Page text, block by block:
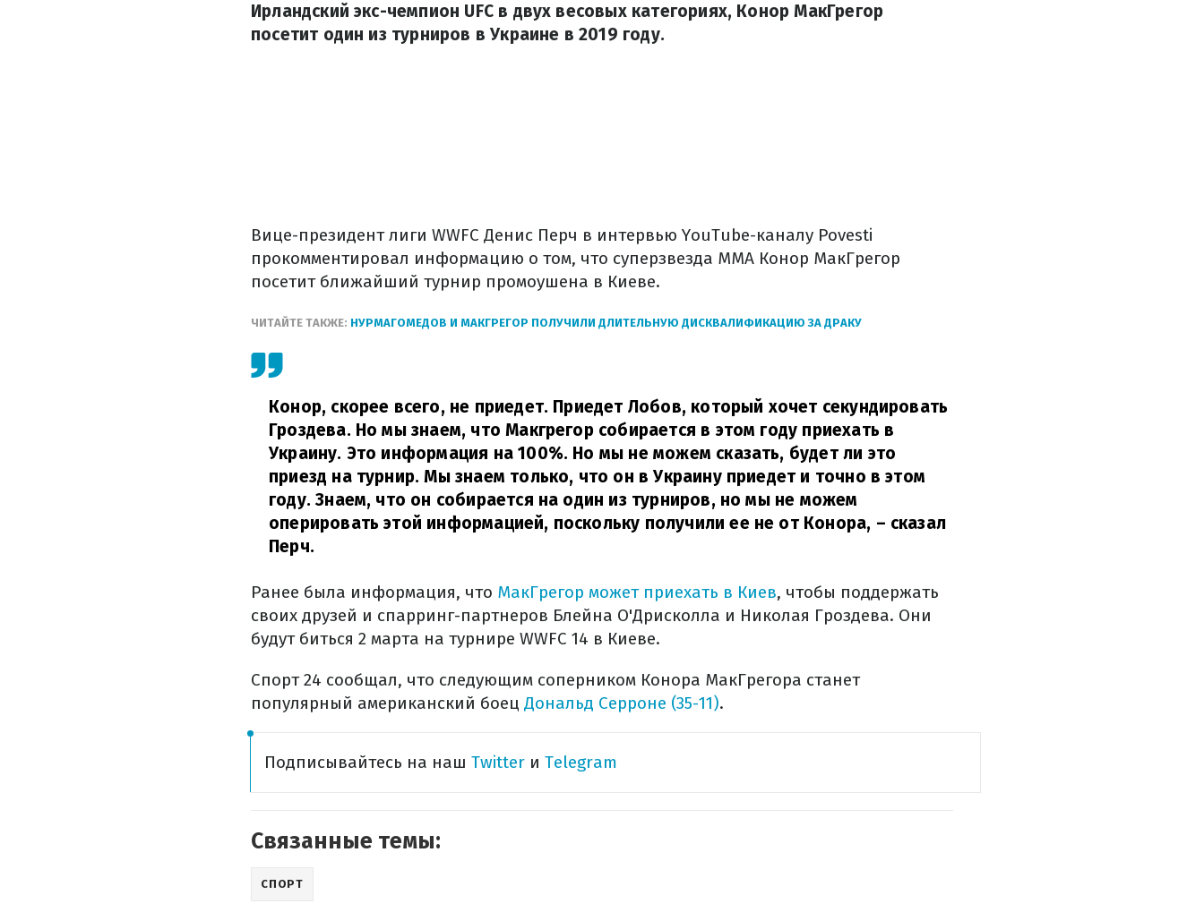
Ирландский экс-чемпион UFC в двух весовых категориях, Конор МакГрегор
посетит один из турниров в Украине в 2019 году.
Вице-президент лиги WWFC Денис Перч в интервью YouTube-каналу Povesti
прокомментировал информацию о том, что суперзвезда ММА Конор МакГрегор
посетит ближайший турнир промоушена в Киеве.
ЧИТАЙТЕ ТАКЖЕ: НУРМАГОМЕДОВ И МАКГРЕГОР ПОЛУЧИЛИ ДЛИТЕЛЬНУЮ ДИСКВАЛИФИКАЦИЮ ЗА ДРАКУ
Конор, скорее всего, не приедет. Приедет Лобов, который хочет секундировать
Гроздева. Но мы знаем, что Макгрегор собирается в этом году приехать в
Украину. Это информация на 100%. Но мы не можем сказать, будет ли это
приезд на турнир. Мы знаем только, что он в Украину приедет и точно в этом
году. Знаем, что он собирается на один из турниров, но мы не можем
оперировать этой информацией, поскольку получили ее не от Конора, – сказал
Перч.
Ранее была информация, что МакГрегор может приехать в Киев, чтобы поддержать
своих друзей и спарринг-партнеров Блейна О'Дрисколла и Николая Гроздева. Они
будут биться 2 марта на турнире WWFC 14 в Киеве.
Спорт 24 сообщал, что следующим соперником Конора МакГрегора станет
популярный американский боец Дональд Серроне (35-11).
Подписывайтесь на наш Twitter и Telegram
Связанные темы:
СПОРТ